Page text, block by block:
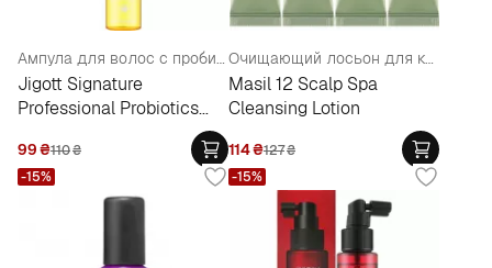
Ампула для волос с пробиотиками
Jigott Signature
Professional Probiotics
99₴110₴
Очищающий лосьон для кожи головы
Masil 12 Scalp Spa
Cleansing Lotion
114₴127₴
-15% -15%